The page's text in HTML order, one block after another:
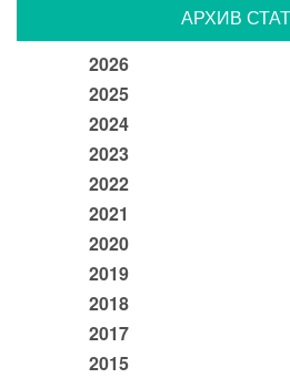
АРХИВ
2026
2025
2024
2023
2022
2021
2020
2019
2018
2017
2015